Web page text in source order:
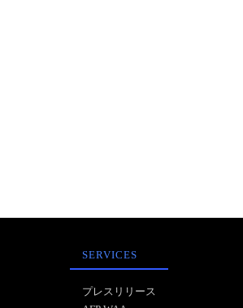
SERVICES
プレスリリース